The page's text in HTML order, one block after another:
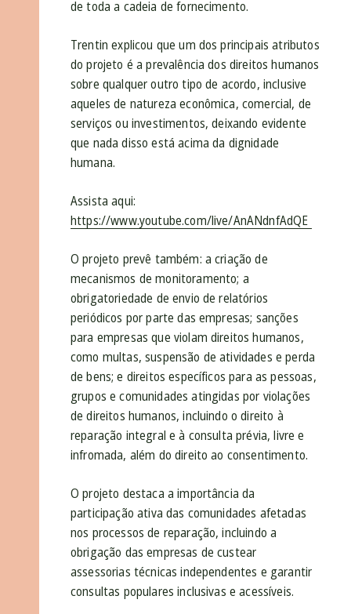
de toda a cadeia de fornecimento.
Trentin explicou que um dos principais atributos
do projeto é a prevalência dos direitos humanos
sobre qualquer outro tipo de acordo, inclusive
aqueles de natureza econômica, comercial, de
serviços ou investimentos, deixando evidente
que nada disso está acima da dignidade
humana.
Assista aqui:
https://www.youtube.com/live/AnANdnfAdQE
O projeto prevê também: a criação de
mecanismos de monitoramento; a
obrigatoriedade de envio de relatórios
periódicos por parte das empresas; sanções
para empresas que violam direitos humanos,
como multas, suspensão de atividades e perda
de bens; e direitos específicos para as pessoas,
grupos e comunidades atingidas por violações
de direitos humanos, incluindo o direito à
reparação integral e à consulta prévia, livre e
infromada, além do direito ao consentimento.
O projeto destaca a importância da
participação ativa das comunidades afetadas
nos processos de reparação, incluindo a
obrigação das empresas de custear
assessorias técnicas independentes e garantir
consultas populares inclusivas e acessíveis.